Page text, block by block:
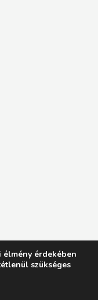
érdekében
szükséges